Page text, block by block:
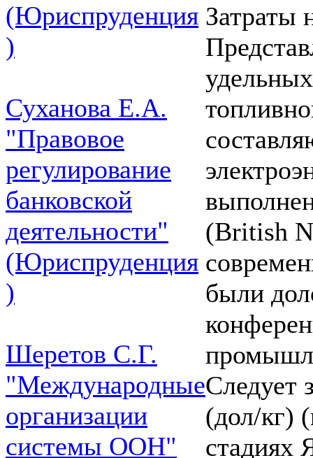
(Юриспруденция
)
Суханова Е.А.
"Правовое
регулирование
банковской
деятельности"
(Юриспруденция
)
Шеретов С.Г.
"Международные
организации
системы ООН"
Затраты
(British
были
Следует
(дол/кг)
стадиях